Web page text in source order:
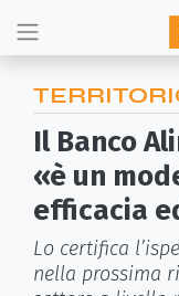
Il Banco
«è un
efficacia
Lo certifica
nella prossima